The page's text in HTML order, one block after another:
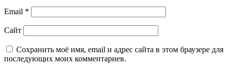
Email *
Сайт
Сохранить моё имя, email и адрес сайта в этом браузере для
последующих моих комментариев.